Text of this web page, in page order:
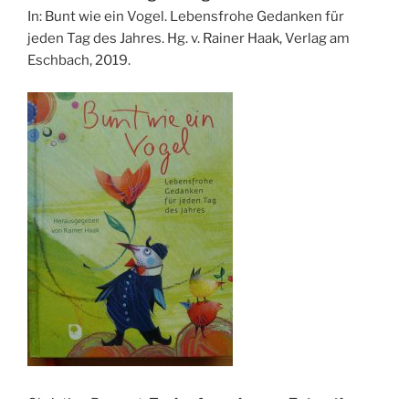
In: Bunt wie ein Vogel. Lebensfrohe Gedanken für
jeden Tag des Jahres. Hg. v. Rainer Haak, Verlag am
Eschbach, 2019.